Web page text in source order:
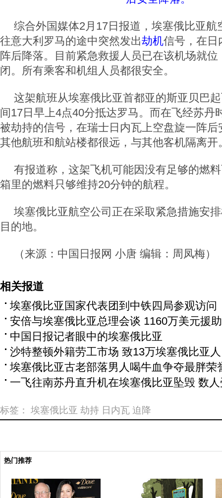
综合外国媒体2月17日报道，埃塞俄比亚航
往意大利罗马的途中突然发出劫机信号，在日
阵后降落。目前紧急救援人员已在该机场就
闭。所有乘客和机组人员都很安全。
这架航班从埃塞俄比亚首都亚的斯亚贝巴
间17日早上4点40分抵达罗马。而在飞经苏丹
被劫持的信号，在瑞士日内瓦上空盘旋一阵
其他航班和航站楼都很远，与其他客机隔离开
有报道称，这架飞机可能因没有足够的燃
箱里的燃料只够维持20分钟的航程。
埃塞俄比亚航空公司正在采取紧急措施安
目的地。
（来源：中国日报网 小唐 编辑：周凤梅）
相关报道
埃塞俄比亚国家代表团到中铁四局参观访问
安倍与埃塞俄比亚总理会谈 1160万美元援
中国日报记者眼中的埃塞俄比亚
沙特整顿外籍劳工市场 致13万埃塞俄比亚
埃塞俄比亚古老部落男人喝牛血争夺最胖荣
一飞往南苏丹直升机在埃塞俄比亚坠毁 数
标签： 埃塞俄比亚 劫持 日内瓦 迫降
热门推荐